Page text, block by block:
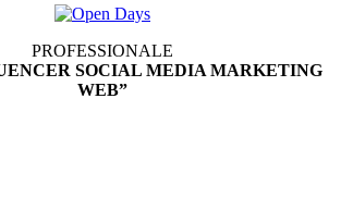
PROFESSIONALE
SOCIAL MEDIA MARKETING
WEB”